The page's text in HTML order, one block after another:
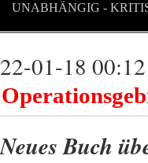
UNABHÄNGIG -
22-01-18
Neues Buch